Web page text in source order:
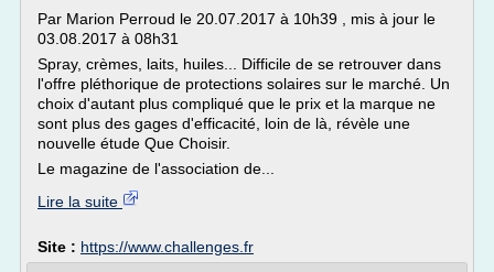
Par Marion Perroud le 20.07.2017 à 10h39 , mis à jour le
03.08.2017 à 08h31
Spray, crèmes, laits, huiles... Difficile de se retrouver dans
l'offre pléthorique de protections solaires sur le marché. Un
choix d'autant plus compliqué que le prix et la marque ne
sont plus des gages d'efficacité, loin de là, révèle une
nouvelle étude Que Choisir.
Le magazine de l'association de...
Lire la suite
Site : https://www.challenges.fr